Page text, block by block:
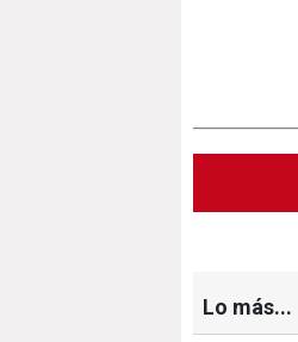
Lo más...